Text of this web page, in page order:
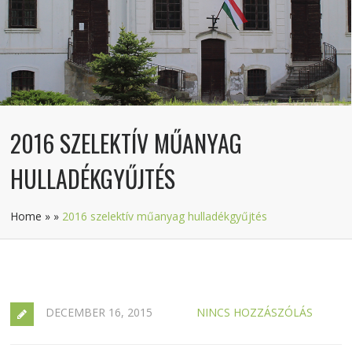
2016 SZELEKTÍV MŰANYAG
HULLADÉKGYŰJTÉS
Home » » 2016 szelektív műanyag hulladékgyűjtés
DECEMBER 16, 2015 NINCS HOZZÁSZÓLÁS